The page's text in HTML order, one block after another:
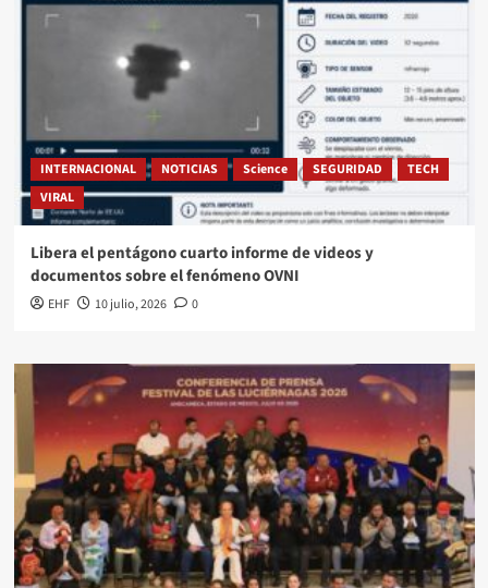
INTERNACIONAL NOTICIAS Science SEGURIDAD
TECH
VIRAL
Libera el pentágono cuarto informe de videos y
documentos sobre el fenómeno OVNI
EHF 10 julio, 2026 0